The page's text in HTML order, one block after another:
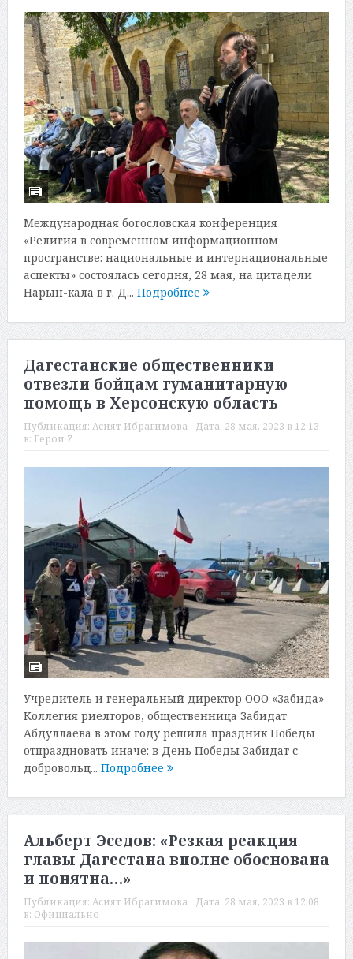
Международная богословская конференция
«Религия в современном информационном
пространстве: национальные и интернациональные
аспекты» состоялась сегодня, 28 мая, на цитадели
Нарын-кала в г. Д... Подробнее
Дагестанские общественники
отвезли бойцам гуманитарную
помощь в Херсонскую область
Публикация: Асият Ибрагимова Дата: 28 мая, 2023 в 12:13
в: Герои Z
Учредитель и генеральный директор ООО «Забида»
Коллегия риелторов, общественница Забидат
Абдуллаева в этом году решила праздник Победы
отпраздновать иначе: в День Победы Забидат с
добровольц... Подробнее
Альберт Эседов: «Резкая реакция
главы Дагестана вполне обоснована
и понятна…»
Публикация: Асият Ибрагимова Дата: 28 мая, 2023 в 12:08
в: Официально